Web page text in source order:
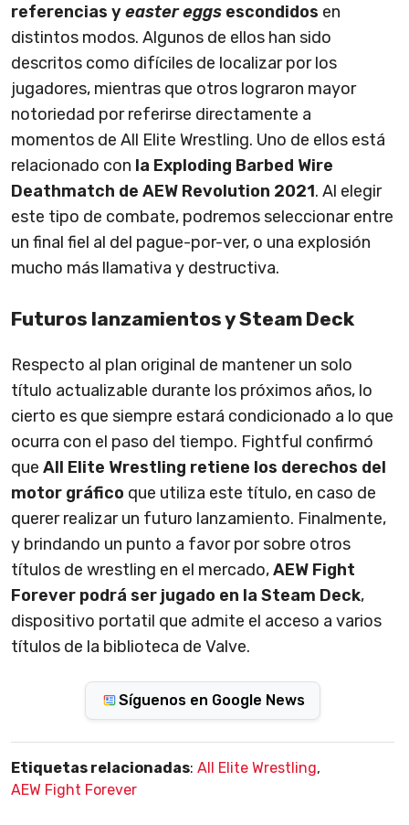
referencias yeaster eggs escondidos en
distintos modos. Algunos de ellos han sido
descritos como difíciles de localizar por los
jugadores, mientras que otros lograron mayor
notoriedad por referirse directamente a
momentos de All Elite Wrestling. Uno de ellos está
relacionado con la Exploding Barbed Wire
Deathmatch de AEW Revolution 2021. Al elegir
este tipo de combate, podremos seleccionar entre
un final fiel al del pague-por-ver, o una explosión
mucho más llamativa y destructiva.
Futuros lanzamientos y Steam Deck
Respecto al plan original de mantener un solo
título actualizable durante los próximos años, lo
cierto es que siempre estará condicionado a lo que
ocurra con el paso del tiempo. Fightful confirmó
que All Elite Wrestling retiene los derechos del
motor gráfico que utiliza este título, en caso de
querer realizar un futuro lanzamiento. Finalmente,
y brindando un punto a favor por sobre otros
títulos de wrestling en el mercado,AEW Fight
Forever podrá ser jugado en la Steam Deck,
dispositivo portatil que admite el acceso a varios
títulos de la biblioteca de Valve.
Síguenos en Google News
Etiquetas relacionadas: All Elite Wrestling,
AEW Fight Forever